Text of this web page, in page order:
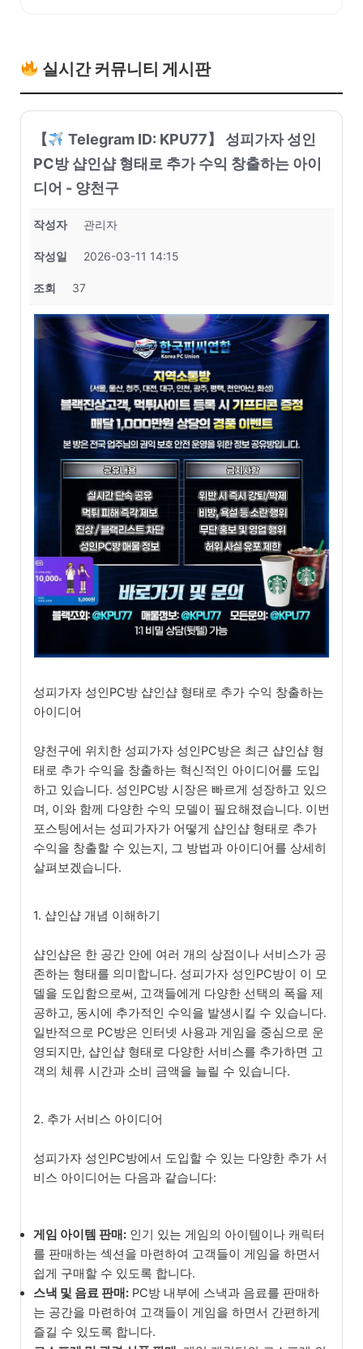
실시간 커뮤니티 게시판
【
Telegram ID: KPU77】 성피가자 성인
PC방 샵인샵 형태로 추가 수익 창출하는 아이
디어 - 양천구
작성자 관리자
작성일 2026-03-11 14:15
조회 37
성피가자 성인PC방 샵인샵 형태로 추가 수익 창출하는
아이디어
양천구에 위치한 성피가자 성인PC방은 최근 샵인샵 형
태로 추가 수익을 창출하는 혁신적인 아이디어를 도입
하고 있습니다. 성인PC방 시장은 빠르게 성장하고 있으
며, 이와 함께 다양한 수익 모델이 필요해졌습니다. 이번
포스팅에서는 성피가자가 어떻게 샵인샵 형태로 추가
수익을 창출할 수 있는지, 그 방법과 아이디어를 상세히
살펴보겠습니다.
1. 샵인샵 개념 이해하기
샵인샵은 한 공간 안에 여러 개의 상점이나 서비스가 공
존하는 형태를 의미합니다. 성피가자 성인PC방이 이 모
델을 도입함으로써, 고객들에게 다양한 선택의 폭을 제
공하고, 동시에 추가적인 수익을 발생시킬 수 있습니다.
일반적으로 PC방은 인터넷 사용과 게임을 중심으로 운
영되지만, 샵인샵 형태로 다양한 서비스를 추가하면 고
객의 체류 시간과 소비 금액을 늘릴 수 있습니다.
2. 추가 서비스 아이디어
성피가자 성인PC방에서 도입할 수 있는 다양한 추가 서
비스 아이디어는 다음과 같습니다:
게임 아이템 판매: 인기 있는 게임의 아이템이나 캐릭터
를 판매하는 섹션을 마련하여 고객들이 게임을 하면서
쉽게 구매할 수 있도록 합니다.
스낵 및 음료 판매: PC방 내부에 스낵과 음료를 판매하
는 공간을 마련하여 고객들이 게임을 하면서 간편하게
즐길 수 있도록 합니다.